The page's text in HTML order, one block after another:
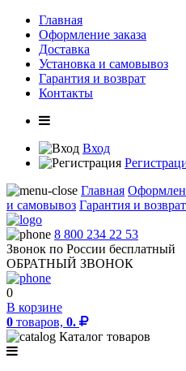
Главная
Оформление заказа
Доставка
Установка и самовывоз
Гарантия и возврат
Контакты
Вход
Главная
и самовывоз Гарантия и возврат
8 800 234 22 53
Звонок по России бесплатный
ОБРАТНЫЙ ЗВОНОК
0
В корзине
0 товаров, 0.
Каталог товаров